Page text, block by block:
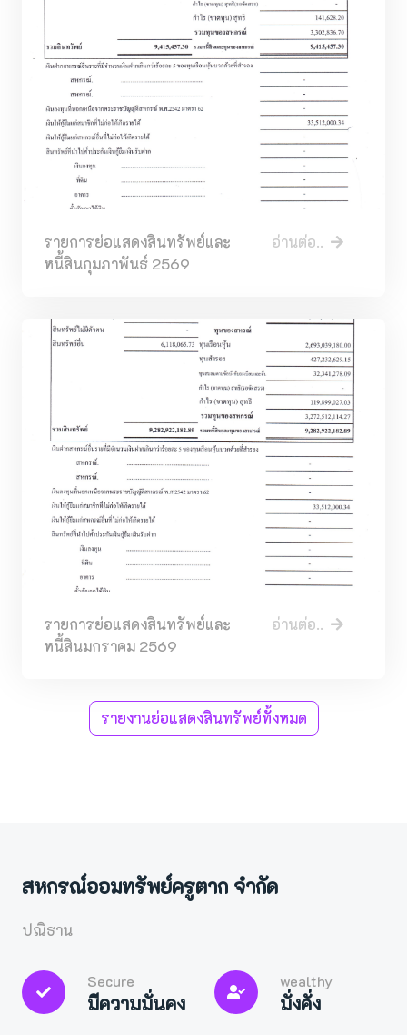
รายการย่อแสดงสินทรัพย์และ
หนี้สินกุมภาพันธ์ 2569
อ่านต่อ..
รายการย่อแสดงสินทรัพย์และ
หนี้สินมกราคม 2569
อ่านต่อ..
รายงานย่อแสดงสินทรัพย์ทั้งหมด
สหกรณ์ออมทรัพย์ครูตาก จำกัด
ปณิธาน
Secure
มีความมั่นคง
wealthy
มั่งคั่ง